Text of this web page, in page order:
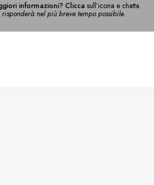
informazioni? Clicca sull’icona e chatta.
nel più breve tempo possibile.